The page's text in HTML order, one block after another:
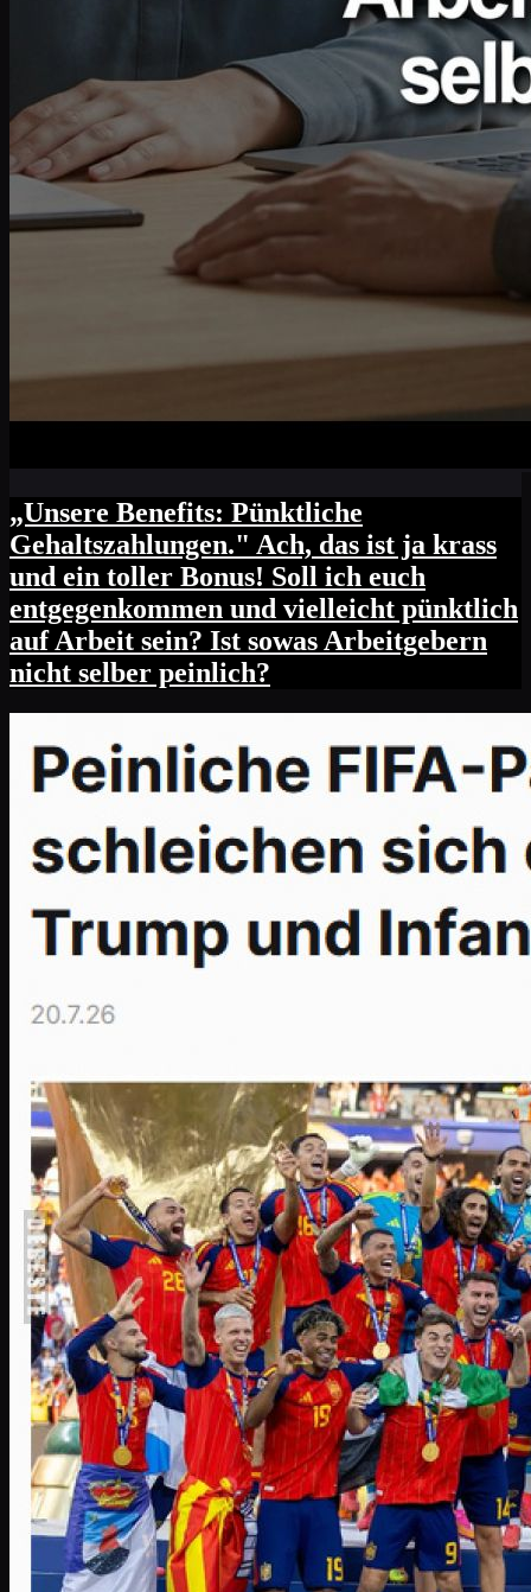
„Unsere Benefits: Pünktliche
Gehaltszahlungen." Ach, das ist ja krass
und ein toller Bonus! Soll ich euch
entgegenkommen und vielleicht pünktlich
auf Arbeit sein? Ist sowas Arbeitgebern
nicht selber peinlich?